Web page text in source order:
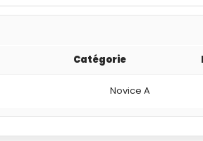
Catégorie
Novice A